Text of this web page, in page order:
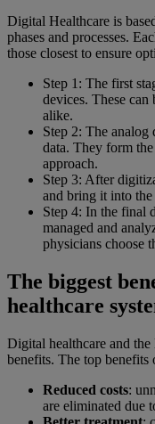
Digital Healthcare is
phases and processes.
those closest to ensure
Step 1: The first
devices. These can
alike.
Step 2: The analog
data. They form
approach.
Step 3: After
and bring it into the
Step 4: In the final
managed and
physicians choose
The biggest
healthcare
Digital healthcare and the
benefits. The top
Reduced costs:
are eliminated due